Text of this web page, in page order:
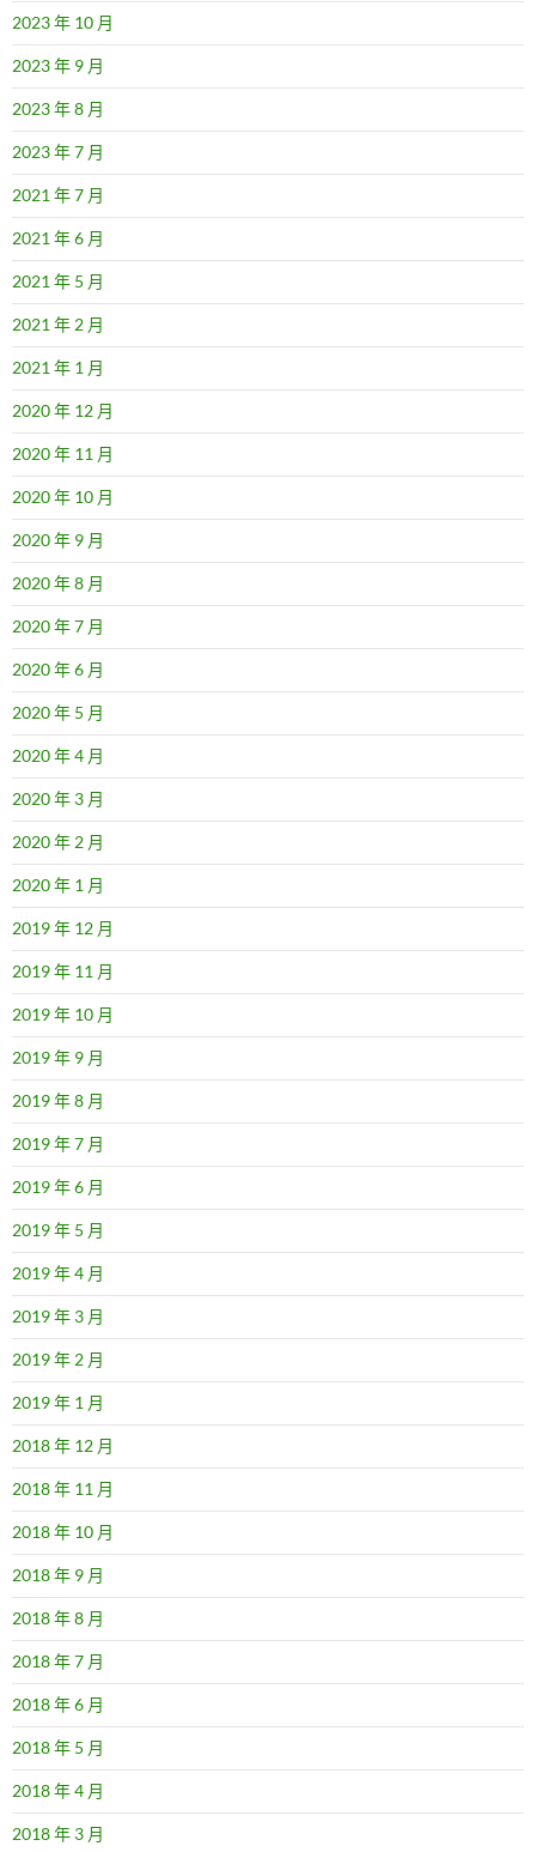
2023 年 10 月
2023 年 9 月
2023 年 8 月
2023 年 7 月
2021 年 7 月
2021 年 6 月
2021 年 5 月
2021 年 2 月
2021 年 1 月
2020 年 12 月
2020 年 11 月
2020 年 10 月
2020 年 9 月
2020 年 8 月
2020 年 7 月
2020 年 6 月
2020 年 5 月
2020 年 4 月
2020 年 3 月
2020 年 2 月
2020 年 1 月
2019 年 12 月
2019 年 11 月
2019 年 10 月
2019 年 9 月
2019 年 8 月
2019 年 7 月
2019 年 6 月
2019 年 5 月
2019 年 4 月
2019 年 3 月
2019 年 2 月
2019 年 1 月
2018 年 12 月
2018 年 11 月
2018 年 10 月
2018 年 9 月
2018 年 8 月
2018 年 7 月
2018 年 6 月
2018 年 5 月
2018 年 4 月
2018 年 3 月